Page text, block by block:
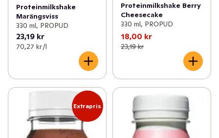
Proteinmilkshake
Marängsviss
330 ml, PROPUD
23,19 kr
70,27 kr /l
Proteinmilkshake Berry
Cheesecake
330 ml, PROPUD
18,00 kr
23,19 kr
Extrapris